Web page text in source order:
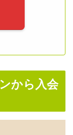
から入会